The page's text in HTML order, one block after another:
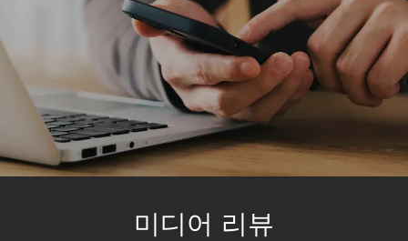
미디어 리뷰